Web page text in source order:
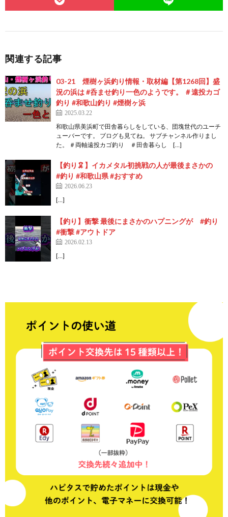
関連する記事
03-21 煙樹ヶ浜釣り情報・取材編【第1268回】盛
況の浜は #呑ませ釣り一色のようです。 ＃遠投カゴ
釣り #和歌山釣り #煙樹ヶ浜
2025.03.22
和歌山県美浜町で田舎暮らしをしている、団塊世代のユーチ
ューバーです。 ブログも見てね。 サブチャンネル作りまし
た。 ＃両軸遠投カゴ釣り ＃田舎暮らし […]
【釣り🦑】イカメタル初挑戦の人が最後まさかの
#釣り #和歌山県 #おすすめ
2026.06.23
[…]
【釣り】衝撃 最後にまさかのハプニングが #釣り
#衝撃 #アウトドア
2026.02.13
[…]